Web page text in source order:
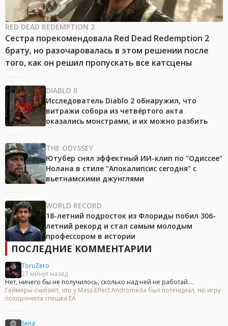
RED DEAD REDEMPTION 2
Сестра порекомендовала Red Dead Redemption 2
брату, но разочаровалась в этом решении после
того, как он решил пропускать все катсцены
DIABLO II
Исследователь Diablo 2 обнаружил, что
витражи собора из четвёртого акта
оказались монстрами, и их можно разбить
THE ODYSSEY
Ютубер снял эффектный ИИ-клип по "Одиссее"
Нолана в стиле "Апокалипсис сегодня" с
вьетнамскими джунглями
WORLD RECORD
18-летний подросток из Флориды побил 306-
летний рекорд и стал самым молодым
профессором в истории
ПОСЛЕДНИЕ КОММЕНТАРИИ
ToruZero
27 минут назад
Нет, ничего бы не получилось, сколько над ней не работай....
Геймеры считают, что у Mass Effect Andromeda был потенциал, но игру
похоронила спешка EA
Sena